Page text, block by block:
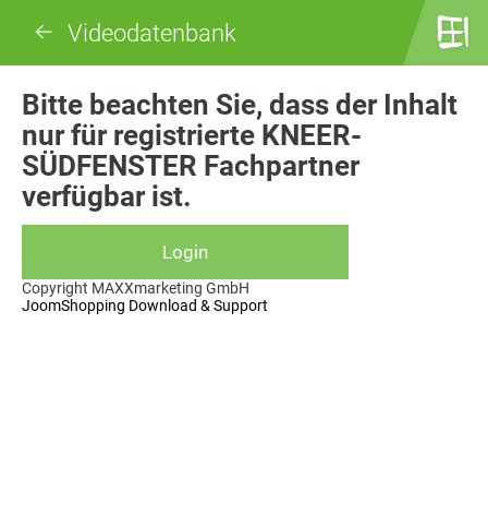
Videodatenbank
Bitte beachten Sie, dass der Inhalt
nur für registrierte KNEER-
SÜDFENSTER Fachpartner
verfügbar ist.
Copyright MAXXmarketing GmbH
JoomShopping Download & Support